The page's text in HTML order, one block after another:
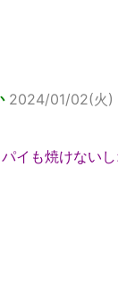
2024/01/02(火)
イも焼けない